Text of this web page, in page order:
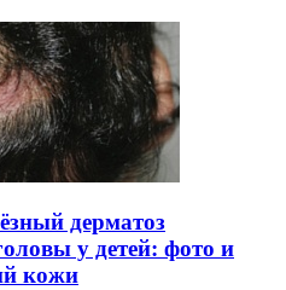
дерматоз
у детей: фото и
кожи